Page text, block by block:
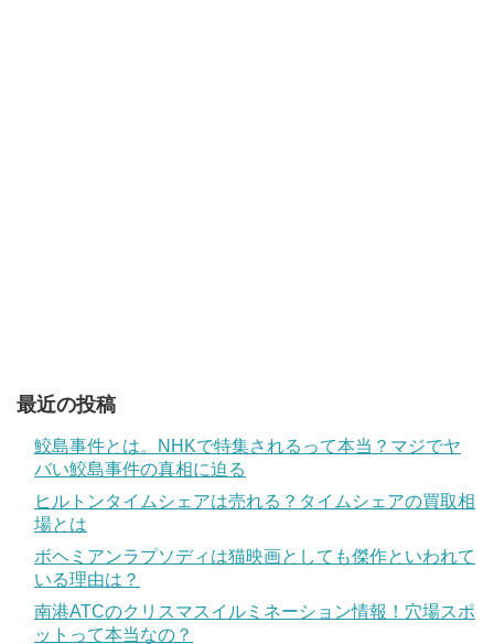
最近の投稿
鮫島事件とは。NHKで特集されるって本当？マジでヤ
バい鮫島事件の真相に迫る
ヒルトンタイムシェアは売れる？タイムシェアの買取相
場とは
ボヘミアンラプソディは猫映画としても傑作といわれて
いる理由は？
南港ATCのクリスマスイルミネーション情報！穴場スポ
ットって本当なの？